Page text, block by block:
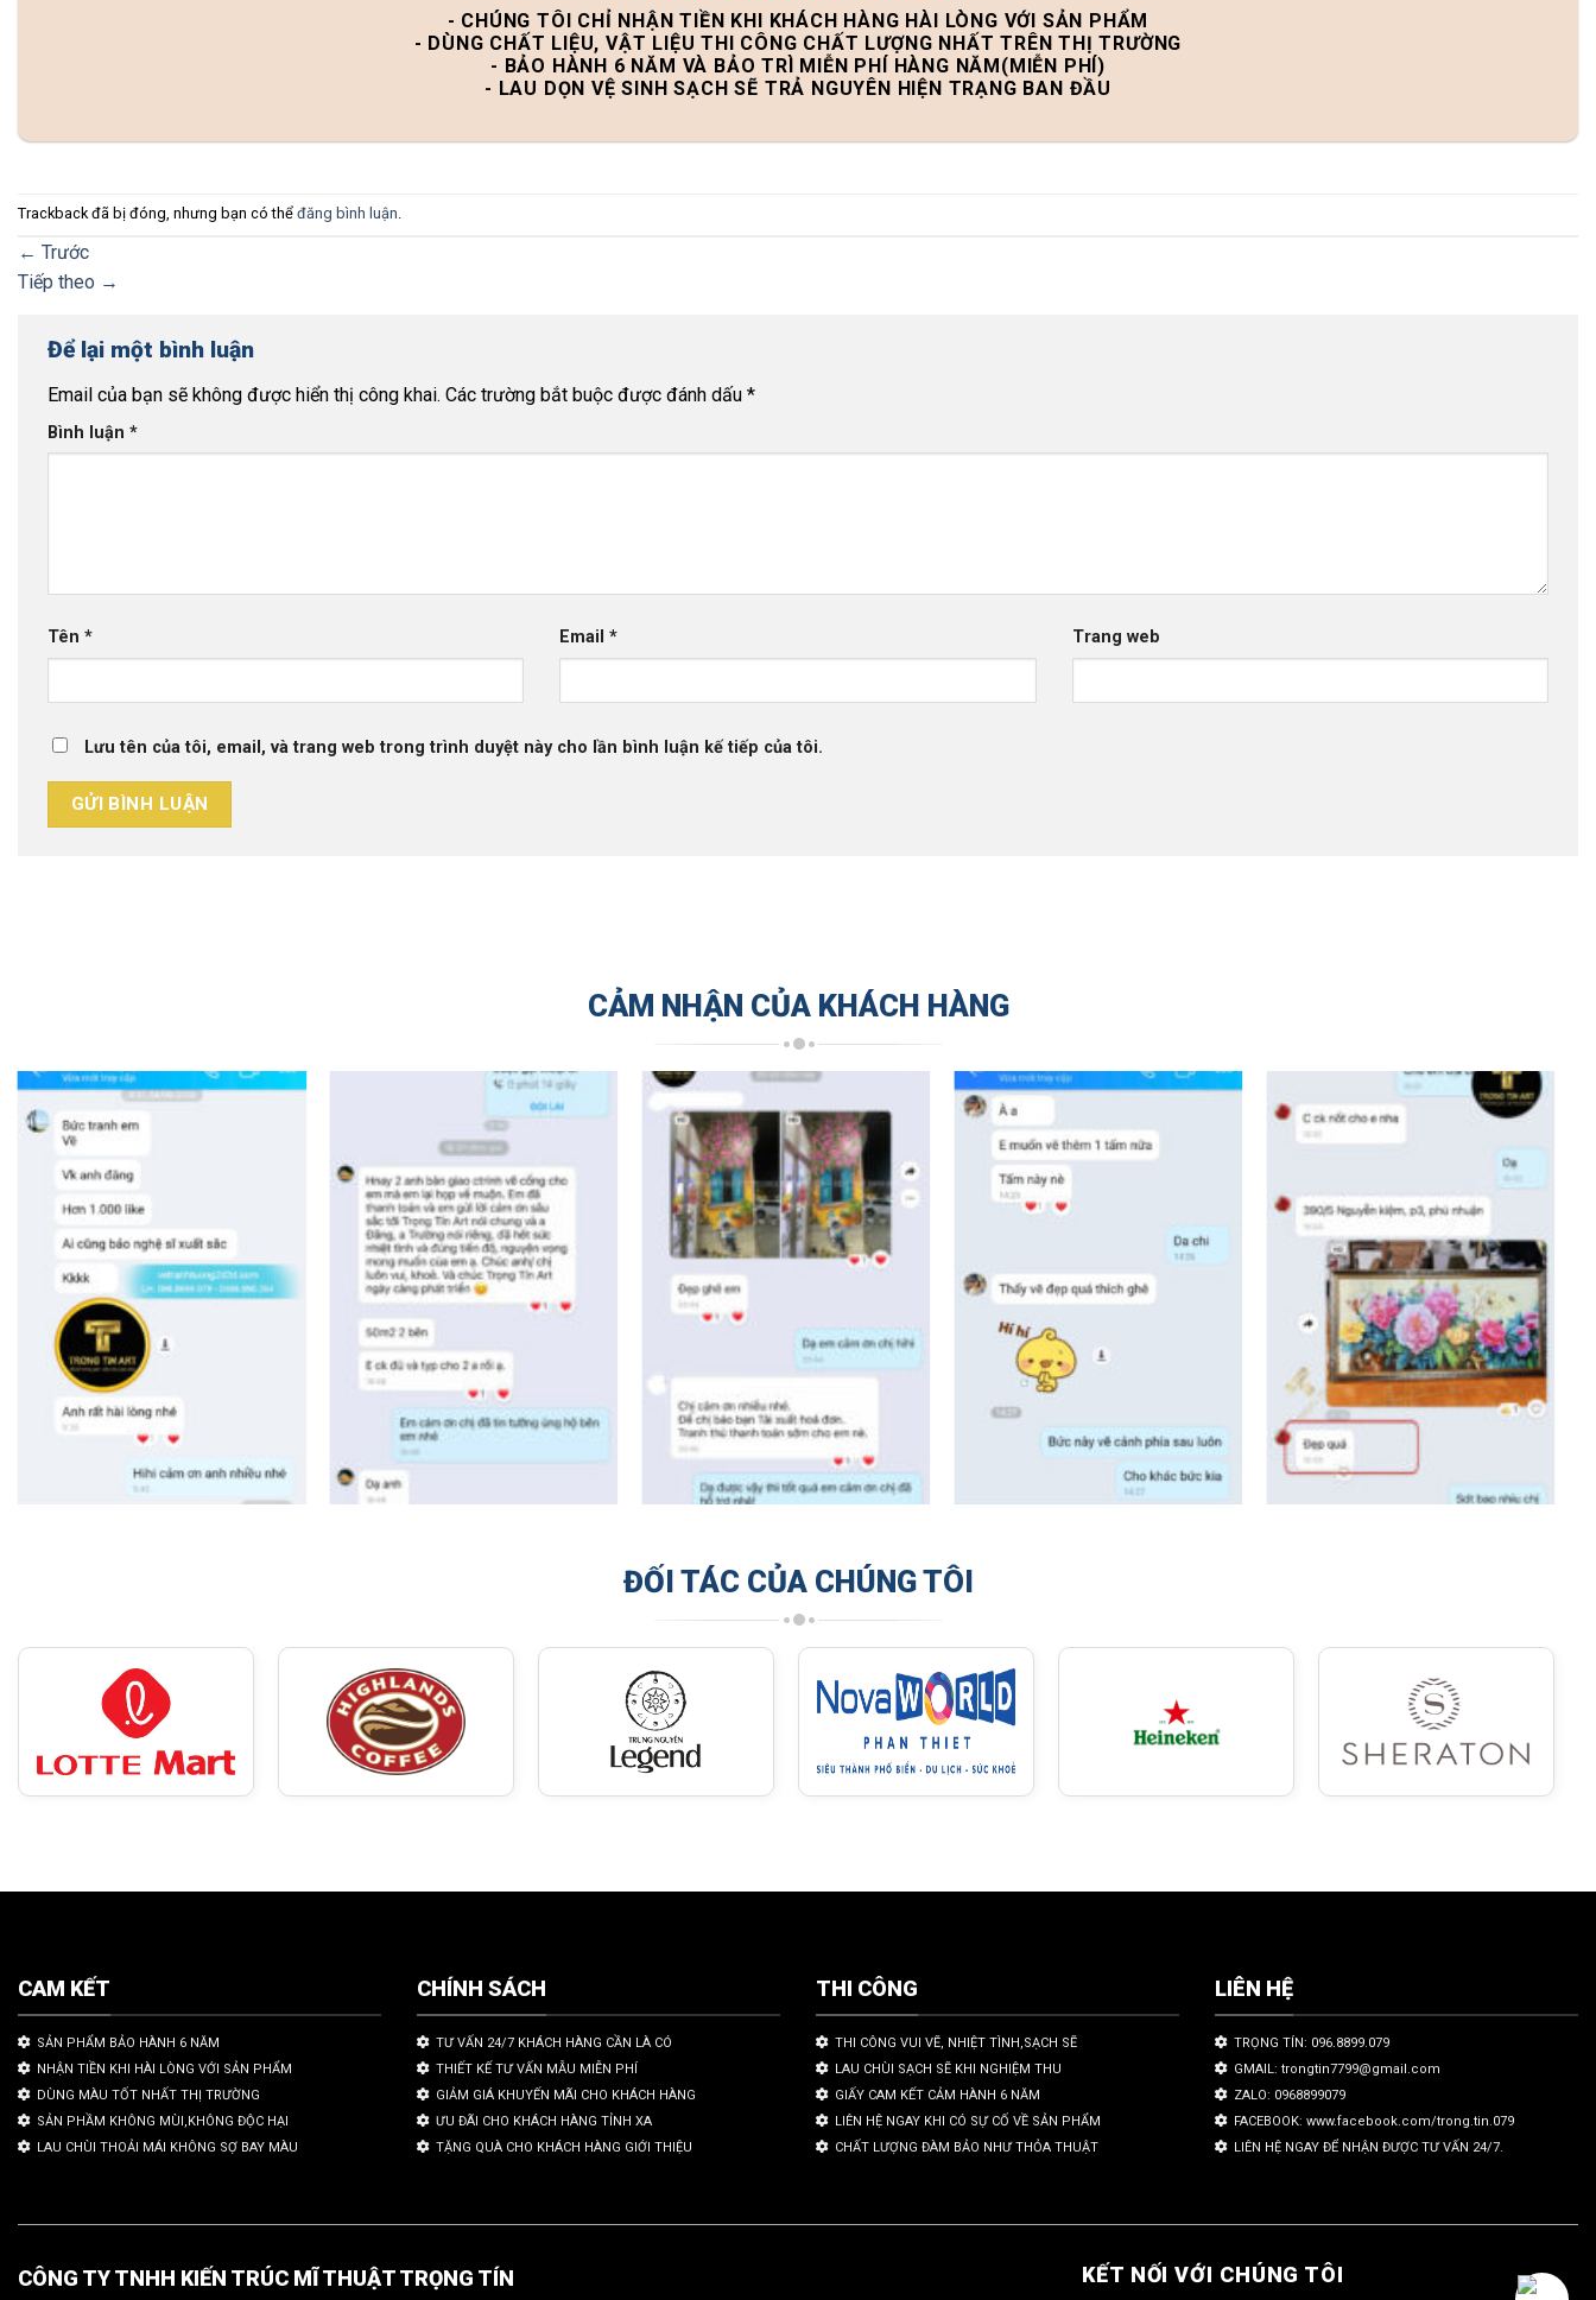
- CHÚNG TÔI CHỈ NHẬN TIỀN KHI KHÁCH HÀNG HÀI LÒNG VỚI SẢN PHẨM
- DÙNG CHẤT LIỆU, VẬT LIỆU THI CÔNG CHẤT LƯỢNG NHẤT TRÊN THỊ TRƯỜNG
- BẢO HÀNH 6 NĂM VÀ BẢO TRÌ MIỄN PHÍ HÀNG NĂM(MIỄN PHÍ)
- LAU DỌN VỆ SINH SẠCH SẼ TRẢ NGUYÊN HIỆN TRẠNG BAN ĐẦU
Trackback đã bị đóng, nhưng bạn có thể đăng bình luận.
← Trước
Tiếp theo →
Để lại một bình luận
Email của bạn sẽ không được hiển thị công khai. Các trường bắt buộc được đánh dấu *
Bình luận *
Tên * Email* Trang web
Lưu tên của tôi, email, và trang web trong trình duyệt này cho lần bình luận kế tiếp của tôi.
CẢM NHẬN CỦA KHÁCH HÀNG
ĐỐI TÁC CỦA CHÚNG TÔI
CAM KẾT
SẢN PHẨM BẢO HÀNH 6 NĂM
NHẬN TIỀN KHI HÀI LÒNG VỚI SẢN PHẨM
DÙNG MÀU TỐT NHẤT THỊ TRƯỜNG
SẢN PHẦM KHÔNG MÙI,KHÔNG ĐỘC HẠI
LAU CHÙI THOẢI MÁI KHÔNG SỢ BAY MÀU
CHÍNH SÁCH
TƯ VẤN 24/7 KHÁCH HÀNG CẦN LÀ CÓ
THIẾT KẾ TƯ VẤN MẪU MIỄN PHÍ
GIẢM GIÁ KHUYẾN MÃI CHO KHÁCH HÀNG
ƯU ĐÃI CHO KHÁCH HÀNG TỈNH XA
TẶNG QUÀ CHO KHÁCH HÀNG GIỚI THIỆU
THI CÔNG
THI CÔNG VUI VẼ, NHIỆT TÌNH,SẠCH SẼ
LAU CHÙI SẠCH SẼ KHI NGHIỆM THU
GIẤY CAM KẾT CẢM HÀNH 6 NĂM
LIÊN HỆ NGAY KHI CÓ SỰ CỐ VỀ SẢN PHẨM
CHẤT LƯỢNG ĐÀM BẢO NHƯ THỎA THUẬT
LIÊN HỆ
TRỌNG TÍN: 096.8899.079
GMAIL: trongtin7799@gmail.com
ZALO: 0968899079
FACEBOOK: www.facebook.com/trong.tin.079
LIÊN HỆ NGAY ĐỂ NHẬN ĐƯỢC TƯ VẤN 24/7.
CÔNG TY TNHH KIẾN TRÚC MĨ THUẬT TRỌNG TÍN KẾT NỐI VỚI CHÚNG TÔI